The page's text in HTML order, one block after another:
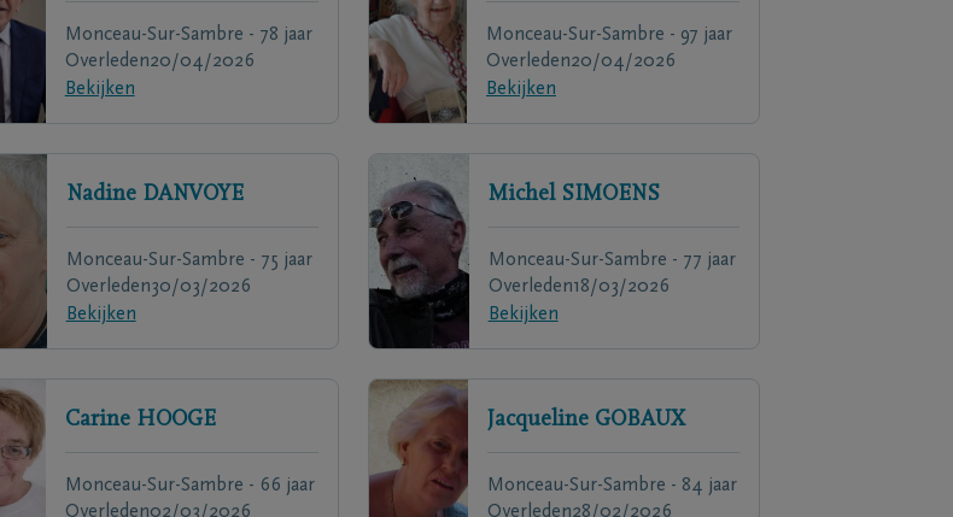
Monceau-Sur-Sambre - 78 jaar
Overleden20/04/2026
Bekijken
Monceau-Sur-Sambre - 97 jaar
Overleden20/04/2026
Bekijken
Nadine DANVOYE
Monceau-Sur-Sambre - 75 jaar
Overleden30/03/2026
Bekijken
Michel SIMOENS
Monceau-Sur-Sambre - 77 jaar
Overleden18/03/2026
Bekijken
Carine HOOGE
Monceau-Sur-Sambre - 66 jaar
Overleden02/03/2026
Jacqueline GOBAUX
Monceau-Sur-Sambre - 84 jaar
Overleden28/02/2026